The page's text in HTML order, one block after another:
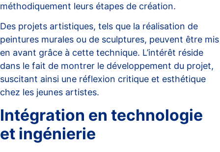
méthodiquement leurs étapes de création.
Des projets artistiques, tels que la réalisation de
peintures murales ou de sculptures, peuvent être mis
en avant grâce à cette technique. L’intérêt réside
dans le fait de montrer le développement du projet,
suscitant ainsi une réflexion critique et esthétique
chez les jeunes artistes.
Intégration en technologie
et ingénierie